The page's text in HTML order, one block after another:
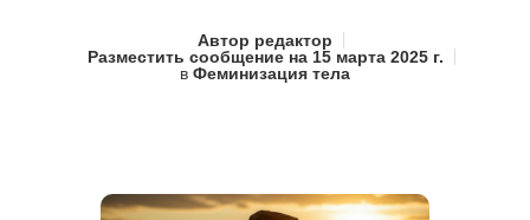
Автор редактор
Разместить сообщение на15 марта 2025 г.
в Феминизация тела